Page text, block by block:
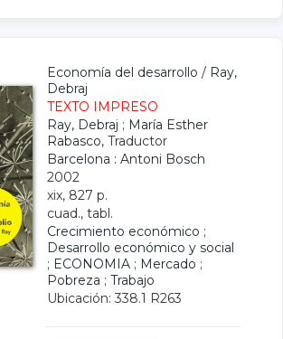
Economía del desarrollo / Ray,
Debraj
TEXTO IMPRESO
Ray, Debraj ; María Esther
Rabasco, Traductor
Barcelona : Antoni Bosch
2002
xix, 827 p.
cuad., tabl.
Crecimiento económico ;
Desarrollo económico y social
; ECONOMIA ; Mercado ;
Pobreza ; Trabajo
Ubicación: 338.1 R263